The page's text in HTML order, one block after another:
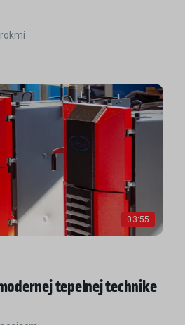
03:55
tepelnej technike